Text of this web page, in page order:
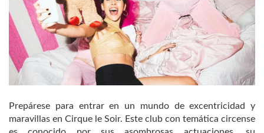
Prepárese para entrar en un mundo de excentricidad y
maravillas en Cirque le Soir. Este club con temática circense